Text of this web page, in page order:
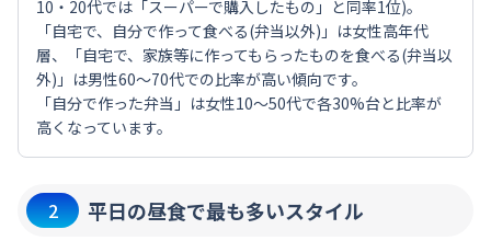
10・20代では「スーパーで購入したもの」と同率1位)。
「自宅で、自分で作って食べる(弁当以外)」は女性高年代
層、「自宅で、家族等に作ってもらったものを食べる(弁当以
外)」は男性60～70代での比率が高い傾向です。
「自分で作った弁当」は女性10～50代で各30%台と比率が
高くなっています。
2 平日の昼食で最も多いスタイル